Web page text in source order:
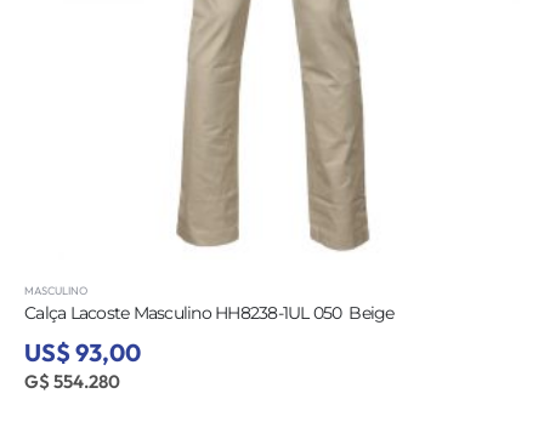
MASCULINO
Calça Lacoste Masculino HH8238-1UL 050  Beige
US$ 93,00
G$ 554.280